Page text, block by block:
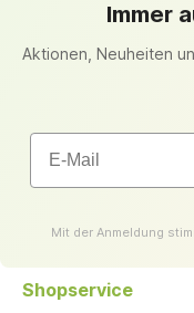
Immer
Aktionen, Neuheiten
Email
Mit der Anmeldung
Shopservice